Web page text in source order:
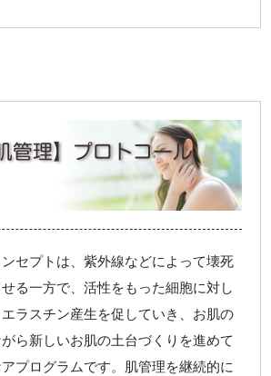
管理】プロトコール
セプトは、紫外線などによって壊死
る一方で、活性をもった細胞に対し
ラスチン産生を促していき、お肌の
ら新しいお肌の土台づくりを進めて
プログラムです。肌管理を継続的に